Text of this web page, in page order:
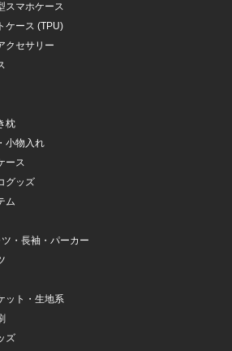
スマホケース
ケース (TPU)
クセサリー
枕
小物入れ
ース
グッズ
ム
・長袖・パーカー
ット・生地系
ズ